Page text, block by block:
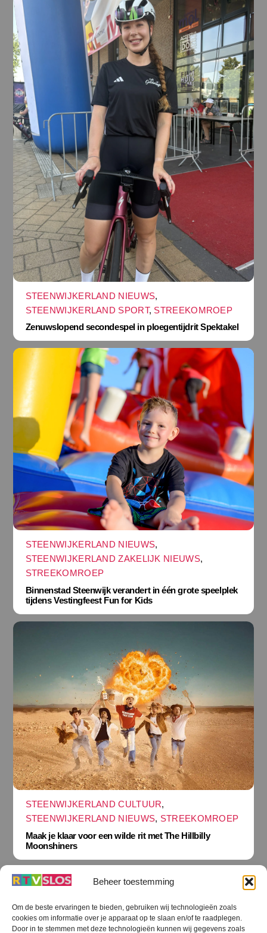
Beheer toestemming
Om de beste ervaringen te bieden, gebruiken wij technologieën zoals
cookies om informatie over je apparaat op te slaan en/of te raadplegen.
Door in te stemmen met deze technologieën kunnen wij gegevens zoals
STEENWIJKERLAND NIEUWS,
STEENWIJKERLAND SPORT, STREEKOMROEP
Zenuwslopend secondespel in ploegentijdrit Spektakel
STEENWIJKERLAND NIEUWS,
STEENWIJKERLAND ZAKELIJK NIEUWS,
STREEKOMROEP
Binnenstad Steenwijk verandert in één grote speelplek
tijdens Vestingfeest Fun for Kids
STEENWIJKERLAND CULTUUR,
STEENWIJKERLAND NIEUWS, STREEKOMROEP
Maak je klaar voor een wilde rit met The Hillbilly
Moonshiners
Terug
naar